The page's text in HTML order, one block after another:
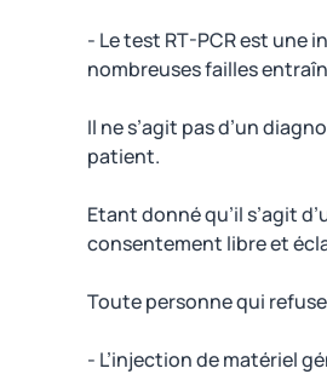
- Le test RT-PCR est une
nombreuses failles
Il ne s’agit pas d’un
patient.
Etant donné qu’il s’agit
consentement libre et
Toute personne qui
- L’injection de matériel